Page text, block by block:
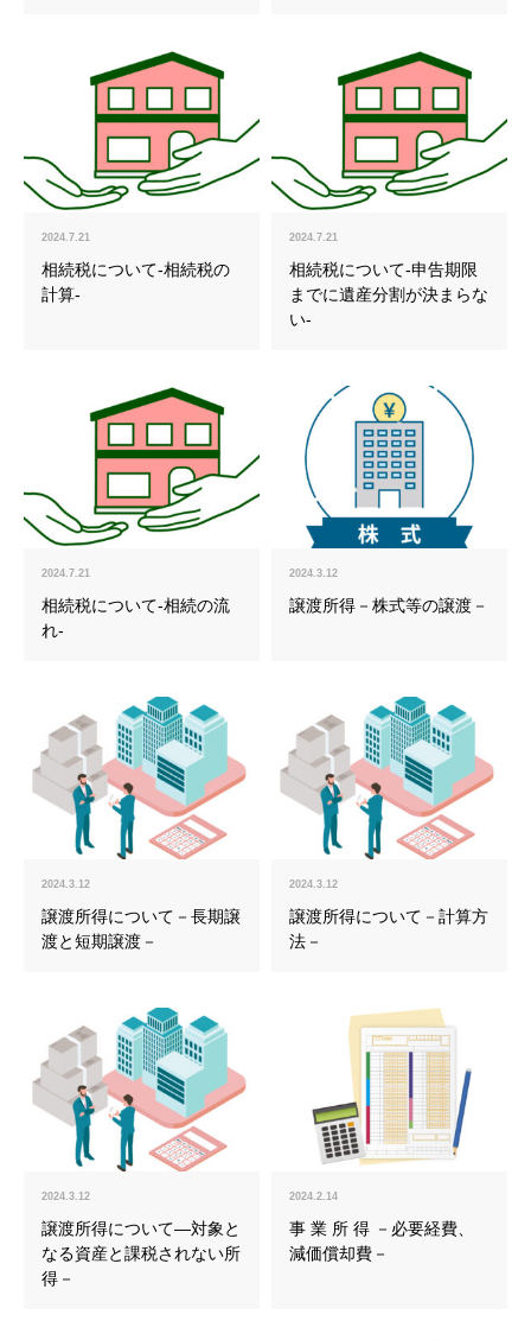
2024.7.21
相続税について-相続税の
計算-
2024.7.21
相続税について-申告期限
までに遺産分割が決まらな
い-
2024.7.21
相続税について-相続の流
れ-
2024.3.12
譲渡所得－株式等の譲渡－
2024.3.12
譲渡所得について－長期譲
渡と短期譲渡－
2024.3.12
譲渡所得について－計算方
法－
2024.3.12
譲渡所得について―対象と
なる資産と課税されない所
得－
2024.2.14
事 業 所 得 －必要経費、
減価償却費－